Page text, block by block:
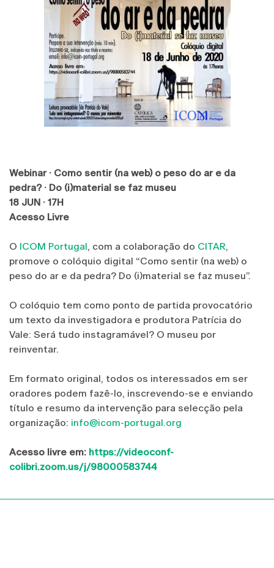
Webinar · Como sentir (na web) o peso do ar e da
pedra? · Do (i)material se faz museu
18 JUN · 17H
Acesso Livre
O ICOM Portugal, com a colaboração do CITAR,
promove o colóquio digital “Como sentir (na web) o
peso do ar e da pedra? Do (i)material se faz museu”.
O colóquio tem como ponto de partida provocatório
um texto da investigadora e produtora Patrícia do
Vale: Será tudo instagramável? O museu por
reinventar.
Em formato original, todos os interessados em ser
oradores podem fazê-lo, inscrevendo-se e enviando
título e resumo da intervenção para selecção pela
organização: info@icom-portugal.org
Acesso livre em: https://videoconf-
colibri.zoom.us/j/98000583744